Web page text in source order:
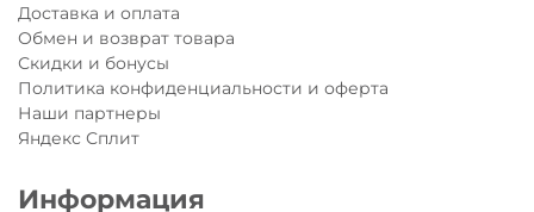
Доставка и оплата
Обмен и возврат товара
Скидки и бонусы
Политика конфиденциальности и оферта
Наши партнеры
Яндекс Сплит
Информация